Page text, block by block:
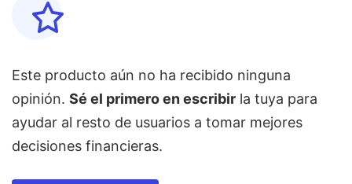
Este producto aún no ha recibido ninguna
opinión. Sé el primero en escribir la tuya para
ayudar al resto de usuarios a tomar mejores
decisiones financieras.